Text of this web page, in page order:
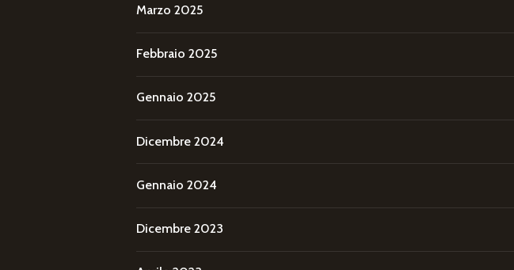
Marzo 2025
Febbraio 2025
Gennaio 2025
Dicembre 2024
Gennaio 2024
Dicembre 2023